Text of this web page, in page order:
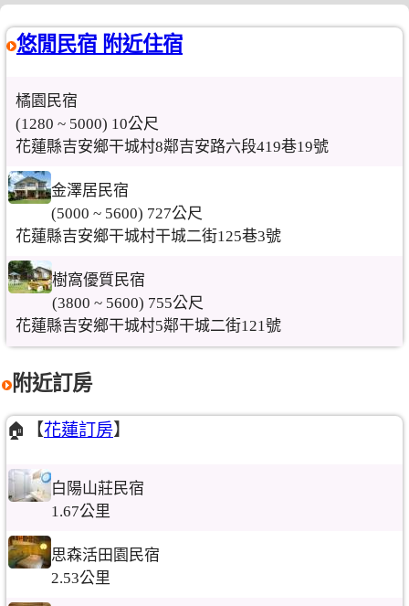
悠閒民宿 附近住宿
橘園民宿
(1280 ~ 5000) 10公尺
花蓮縣吉安鄉干城村8鄰吉安路六段419巷19號
金澤居民宿
(5000 ~ 5600) 727公尺
花蓮縣吉安鄉干城村干城二街125巷3號
樹窩優質民宿
(3800 ~ 5600) 755公尺
花蓮縣吉安鄉干城村5鄰干城二街121號
附近訂房
🏠【花蓮訂房】
白陽山莊民宿
1.67公里
思森活田園民宿
2.53公里